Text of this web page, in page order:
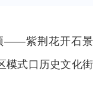
——紫荆花开石景
模式口历史文化街